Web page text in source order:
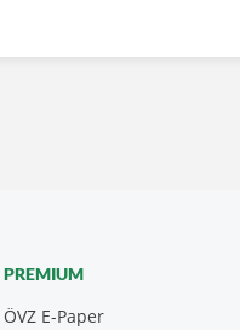
PREMIUM
ÖVZ E-Paper